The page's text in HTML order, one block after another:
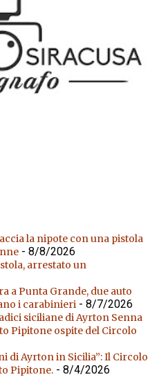
la nipote con una pistola
- 8/8/2026
arrestato un
a Punta Grande, due auto
i carabinieri - 8/7/2026
siciliane di Ayrton Senna
Pipitone ospite del Circolo
di Ayrton in Sicilia”: Il Circolo
Pipitone. - 8/4/2026